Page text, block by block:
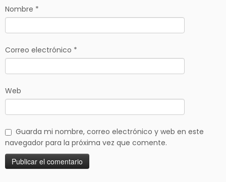
Nombre *
Correo electrónico *
Web
Guarda mi nombre, correo electrónico y web en este
navegador para la próxima vez que comente.